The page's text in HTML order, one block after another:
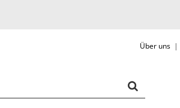
Über uns